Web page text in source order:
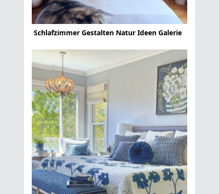
Schlafzimmer Gestalten Natur Ideen Galerie